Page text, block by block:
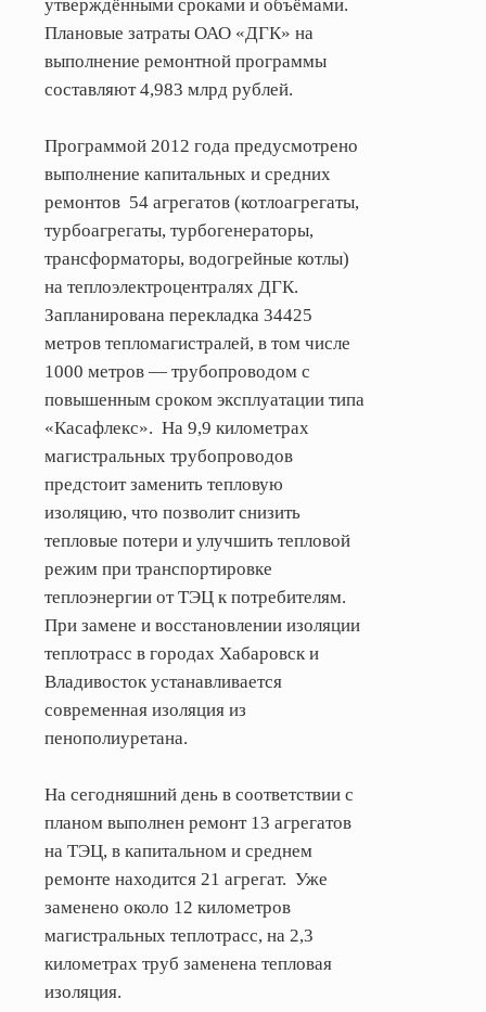
утверждёнными сроками и объёмами.
Плановые затраты ОАО «ДГК» на
выполнение ремонтной программы
составляют 4,983 млрд рублей.
Программой 2012 года предусмотрено
выполнение капитальных и средних
ремонтов 54 агрегатов (котлоагрегаты,
турбоагрегаты, турбогенераторы,
трансформаторы, водогрейные котлы)
на теплоэлектроцентралях ДГК.
Запланирована перекладка 34425
метров тепломагистралей, в том числе
1000 метров — трубопроводом с
повышенным сроком эксплуатации типа
«Касафлекс». На 9,9 километрах
магистральных трубопроводов
предстоит заменить тепловую
изоляцию, что позволит снизить
тепловые потери и улучшить тепловой
режим при транспортировке
теплоэнергии от ТЭЦ к потребителям.
При замене и восстановлении изоляции
теплотрасс в городах Хабаровск и
Владивосток устанавливается
современная изоляция из
пенополиуретана.
На сегодняшний день в соответствии с
планом выполнен ремонт 13 агрегатов
на ТЭЦ, в капитальном и среднем
ремонте находится 21 агрегат. Уже
заменено около 12 километров
магистральных теплотрасс, на 2,3
километрах труб заменена тепловая
изоляция.